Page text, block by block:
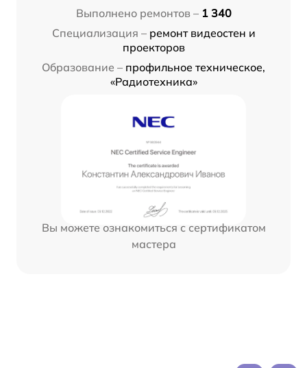
Выполнено ремонтов – 1 340
Специализация – ремонт видеостен и
проекторов
Образование – профильное техническое,
«Радиотехника»
Вы можете ознакомиться с сертификатом
мастера